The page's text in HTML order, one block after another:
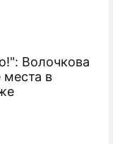
Волочкова
в